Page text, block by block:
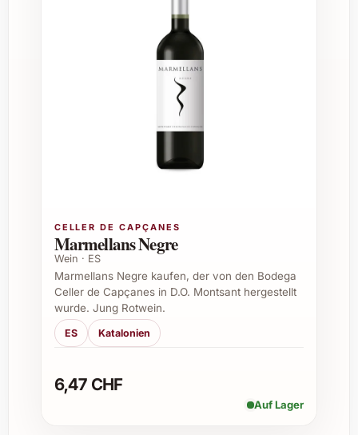
Ist der Wein für eine längere Lagerung geeignet?
Herència Altés Garnatxa Blanca 2025 ist
eher für den zeitnahen Genuss konzipiert
und sollte innerhalb von 2-3 Jahren nach
Ernte getrunken werden, um seine
Wie sollte man diesen Wein servieren?
Optimal serviert man ihn leicht gekühlt bei
etwa 10-12 °C in einem schlanken
Weissweinglas, so können seine feinen
Aromen am besten entfalten.
Hat der Wein einen biologischen oder nachhaltigen
CELLER DE CAPÇANES
Marmellans Negre
Wein · ES
Marmellans Negre kaufen, der von den Bodega
Celler de Capçanes in D.O. Montsant hergestellt
wurde. Jung Rotwein.
ES Katalonien
6,47 CHF
Auf Lager